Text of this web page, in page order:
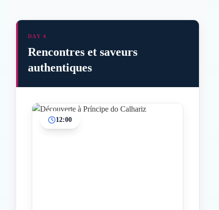
DAY 4
Rencontres et saveurs
authentiques
12:00